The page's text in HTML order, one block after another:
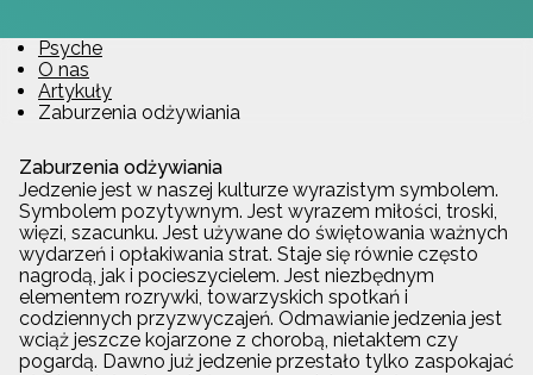
Psyche
O nas
Artykuły
Zaburzenia odżywiania
Zaburzenia odżywiania
Jedzenie jest w naszej kulturze wyrazistym symbolem.
Symbolem pozytywnym. Jest wyrazem miłości, troski,
więzi, szacunku. Jest używane do świętowania ważnych
wydarzeń i opłakiwania strat. Staje się równie często
nagrodą, jak i pocieszycielem. Jest niezbędnym
elementem rozrywki, towarzyskich spotkań i
codziennych przyzwyczajeń. Odmawianie jedzenia jest
wciąż jeszcze kojarzone z chorobą, nietaktem czy
pogardą. Dawno już jedzenie przestało tylko zaspokajać